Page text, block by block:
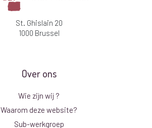
St. Ghislain 20
1000 Brussel
Over ons
Wie zijn wij ?
Waarom deze website?
Sub-werkgroep